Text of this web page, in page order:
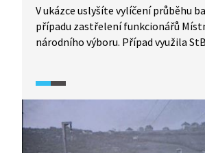
V ukázce uslyšíte vylíčení průběhu
případu zastřelení funkcionářů
národního výboru. Případ využila
vymyšleného důvodu vězněni již před
a sedláky.